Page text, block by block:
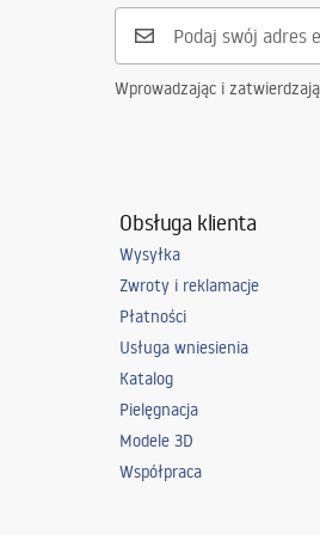
24 miesiące
Wprowadzając i
Obsługa klienta
Wysyłka
Zwroty i reklamacje
Płatności
Usługa wniesienia
Katalog
Pielęgnacja
Modele 3D
Współpraca